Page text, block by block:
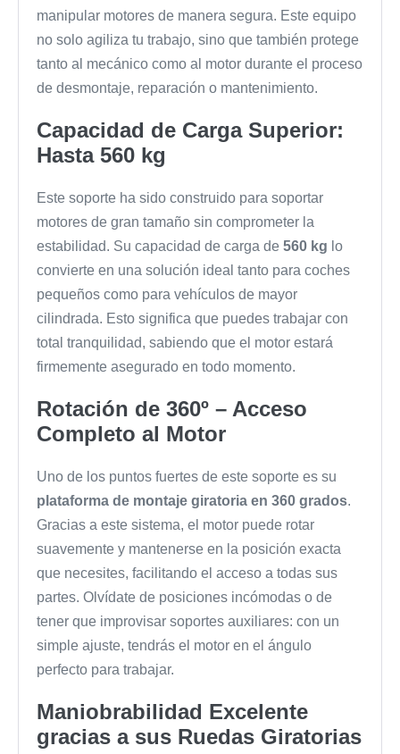
manipular motores de manera segura. Este equipo
no solo agiliza tu trabajo, sino que también protege
tanto al mecánico como al motor durante el proceso
de desmontaje, reparación o mantenimiento.
Capacidad de Carga Superior:
Hasta 560 kg
Este soporte ha sido construido para soportar
motores de gran tamaño sin comprometer la
estabilidad. Su capacidad de carga de 560 kg lo
convierte en una solución ideal tanto para coches
pequeños como para vehículos de mayor
cilindrada. Esto significa que puedes trabajar con
total tranquilidad, sabiendo que el motor estará
firmemente asegurado en todo momento.
Rotación de 360º – Acceso
Completo al Motor
Uno de los puntos fuertes de este soporte es su
plataforma de montaje giratoria en 360 grados.
Gracias a este sistema, el motor puede rotar
suavemente y mantenerse en la posición exacta
que necesites, facilitando el acceso a todas sus
partes. Olvídate de posiciones incómodas o de
tener que improvisar soportes auxiliares: con un
simple ajuste, tendrás el motor en el ángulo
perfecto para trabajar.
Maniobrabilidad Excelente
gracias a sus Ruedas Giratorias